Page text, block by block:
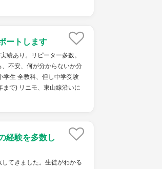
ートします
績あり。リピーター多数。
不安、何が分からないか分
学生 全教科、但し中学受験
まで) リニモ、東山線沿いに
経験を多数し
てきました。生徒がわかる